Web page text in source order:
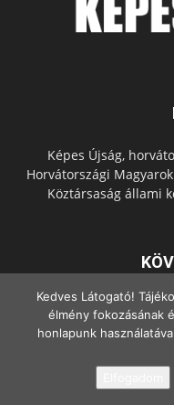
Képes Újság,
Horvátországi
Köztársaság állami
© Copyright -
Kedves Látogató!
élmény fokozásának
honlapunk